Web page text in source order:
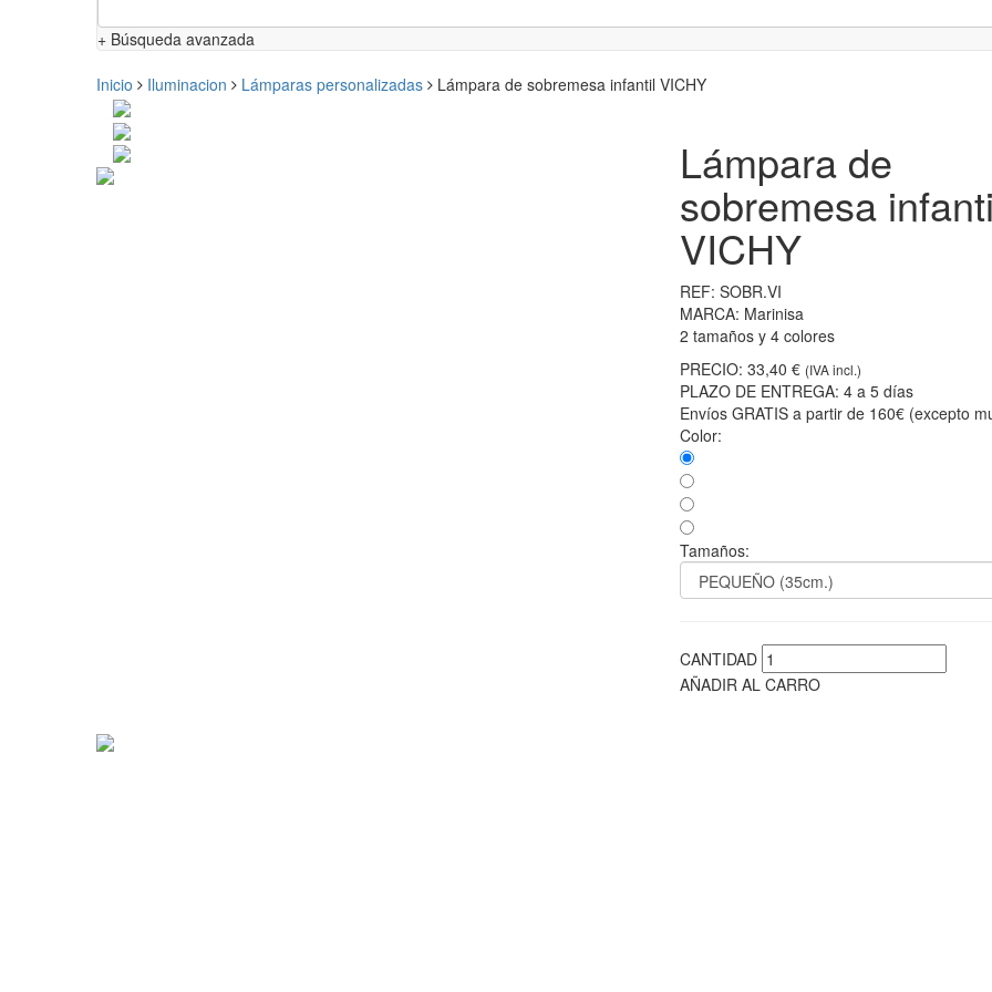
+ Búsqueda avanzada
Inicio Iluminacion Lámparas personalizadas Lámpara de sobremesa infantil VICHY
Lámpara de
sobremesa
VICHY
REF: SOBR.VI
MARCA: Marinisa
2 tamaños y 4 colores
PRECIO: 33,40 € (IVA incl.)
PLAZO DE ENTREGA: 4 a 5 días
Envíos GRATIS a partir de 160€ (excepto
Color:
Tamaños:
CANTIDAD
AÑADIR AL CARRO